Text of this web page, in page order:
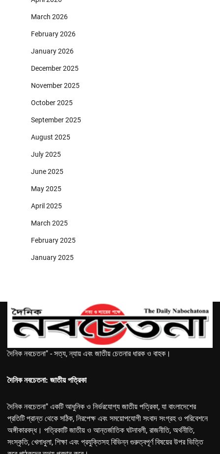
March 2026
February 2026
January 2026
December 2025
November 2025
October 2025
September 2025
August 2025
July 2025
June 2025
May 2025
April 2025
March 2025
February 2025
January 2025
দৈনিক নবচেতনা" - সত্য, ন্যায় এবং জাতীয় চেতনার ধারক ও বাহক।
দৈনিক নবচেতনা: জাতীয় পত্রিকা
দৈনিক নবচেতনা" একটি আধুনিক ও নির্ভরযোগ্য জাতীয় পত্রিকা, যা বাংলাদেশের
প্রতিটি প্রান্ত থেকে সঠিক, নিরপেক্ষ এবং সময়োপযোগী সংবাদ সংগ্রহ ও পরিবেশনে
অঙ্গীকারবদ্ধ। পত্রিকাটি জাতীয় ও আন্তর্জাতিক ঘটনাবলী, রাজনীতি, অর্থনীতি,
সংস্কৃতি, খেলাধুলা, শিক্ষা এবং প্রযুক্তিসহ বিভিন্ন গুরুত্বপূর্ণ বিষয়ের উপর ভিত্তি